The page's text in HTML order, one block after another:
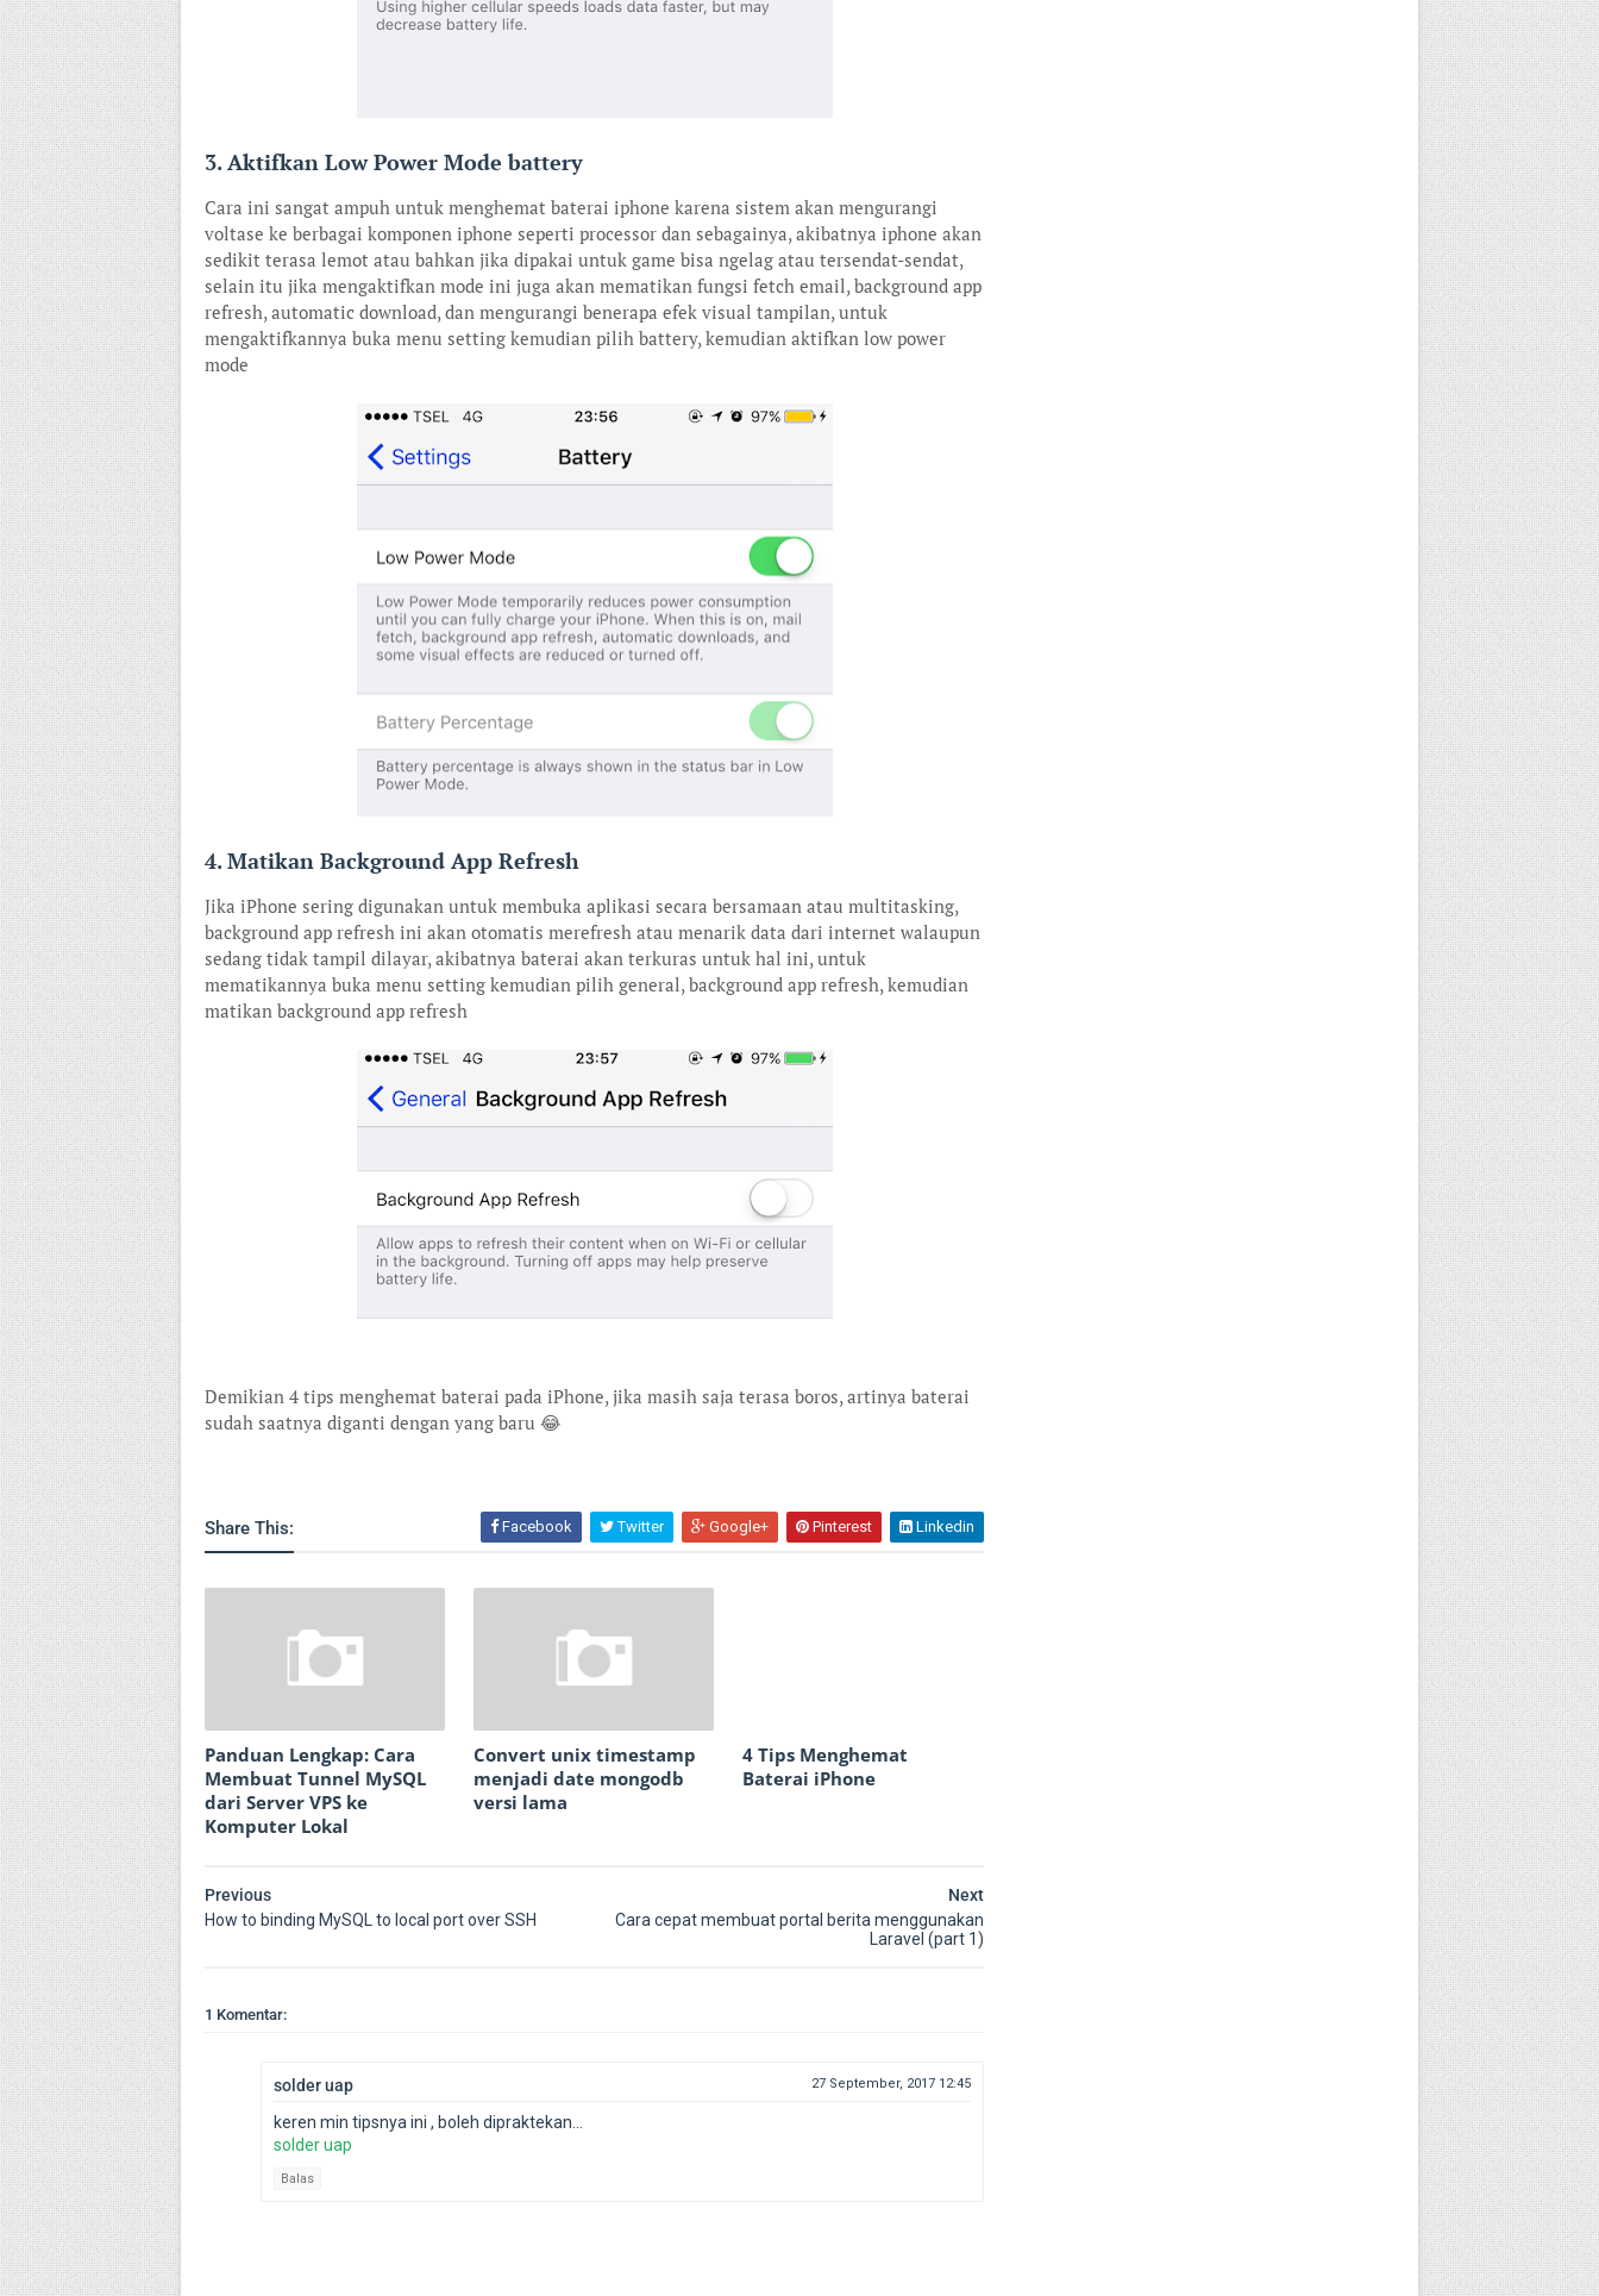
3. Aktifkan Low Power Mode battery
Cara ini sangat ampuh untuk menghemat baterai iphone karena sistem akan mengurangi
voltase ke berbagai komponen iphone seperti processor dan sebagainya, akibatnya iphone akan
sedikit terasa lemot atau bahkan jika dipakai untuk game bisa ngelag atau tersendat-sendat,
selain itu jika mengaktifkan mode ini juga akan mematikan fungsi fetch email, background app
refresh, automatic download, dan mengurangi benerapa efek visual tampilan, untuk
mengaktifkannya buka menu setting kemudian pilih battery, kemudian aktifkan low power
mode
4. Matikan Background App Refresh
Jika iPhone sering digunakan untuk membuka aplikasi secara bersamaan atau multitasking,
background app refresh ini akan otomatis merefresh atau menarik data dari internet walaupun
sedang tidak tampil dilayar, akibatnya baterai akan terkuras untuk hal ini, untuk
mematikannya buka menu setting kemudian pilih general, background app refresh, kemudian
matikan background app refresh
Demikian 4 tips menghemat baterai pada iPhone, jika masih saja terasa boros, artinya baterai
sudah saatnya diganti dengan yang baru 😂
Share This: Facebook Twitter Google+ Pinterest Linkedin
Panduan Lengkap: Cara
Membuat Tunnel MySQL
dari Server VPS ke
Komputer Lokal
Convert unix timestamp
menjadi date mongodb
versi lama
4 Tips Menghemat
Baterai iPhone
Next
Cara cepat membuat portal berita menggunakan
Laravel (part 1)
Previous
How to binding MySQL to local port over SSH
1 Komentar:
solder uap 27 September, 2017 12:45
keren min tipsnya ini , boleh dipraktekan...
solder uap
Balas